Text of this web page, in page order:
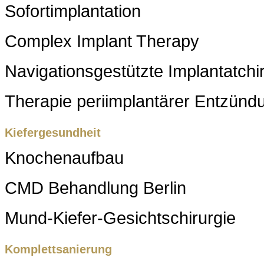
Sofortimplantation
Complex Implant Therapy
Navigationsgestützte
Therapie periimplantärer
Kiefergesundheit
Knochenaufbau
CMD Behandlung Berlin
Mund-Kiefer-Gesichtschirurgie
Komplettsanierung